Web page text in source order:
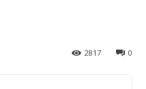
0
2817